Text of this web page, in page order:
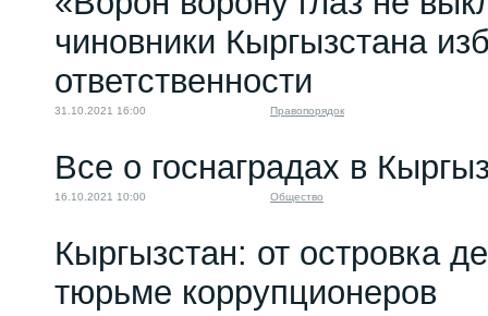
чиновники Кыргызстана
ответственности
31.10.2021 16:00 Правопорядок
Все о госнаградах в
16.10.2021 10:00 Общество
Кыргызстан: от островка
тюрьме коррупционеров